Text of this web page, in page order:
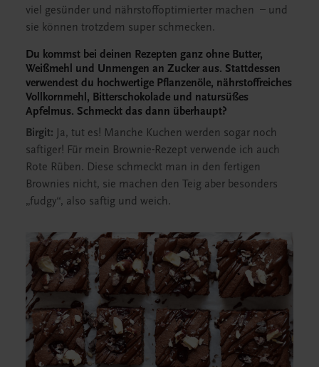
viel gesünder und nährstoffoptimierter machen – und
sie können trotzdem super schmecken.
Du kommst bei deinen Rezepten ganz ohne Butter,
Weißmehl und Unmengen an Zucker aus. Stattdessen
verwendest du hochwertige Pflanzenöle, nährstoffreiches
Vollkornmehl, Bitterschokolade und natursüßes
Apfelmus. Schmeckt das dann überhaupt?
Birgit: Ja, tut es! Manche Kuchen werden sogar noch
saftiger! Für mein Brownie-Rezept verwende ich auch
Rote Rüben. Diese schmeckt man in den fertigen
Brownies nicht, sie machen den Teig aber besonders
„fudgy“, also saftig und weich.